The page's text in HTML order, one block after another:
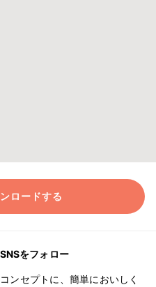
ロードする
をフォロー
ンセプトに、簡単においしく